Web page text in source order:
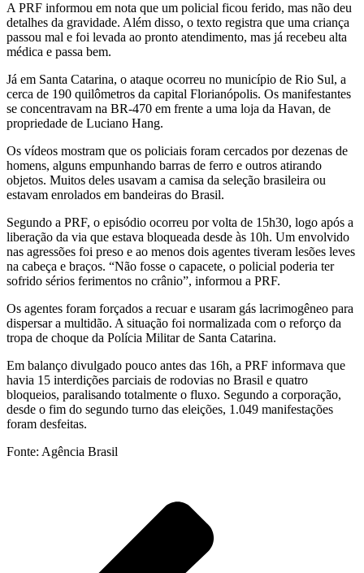
A PRF informou em nota que um policial ficou ferido, mas não deu
detalhes da gravidade. Além disso, o texto registra que uma criança
passou mal e foi levada ao pronto atendimento, mas já recebeu alta
médica e passa bem.
Já em Santa Catarina, o ataque ocorreu no município de Rio Sul, a
cerca de 190 quilômetros da capital Florianópolis. Os manifestantes
se concentravam na BR-470 em frente a uma loja da Havan, de
propriedade de Luciano Hang.
Os vídeos mostram que os policiais foram cercados por dezenas de
homens, alguns empunhando barras de ferro e outros atirando
objetos. Muitos deles usavam a camisa da seleção brasileira ou
estavam enrolados em bandeiras do Brasil.
Segundo a PRF, o episódio ocorreu por volta de 15h30, logo após a
liberação da via que estava bloqueada desde às 10h. Um envolvido
nas agressões foi preso e ao menos dois agentes tiveram lesões leves
na cabeça e braços. “Não fosse o capacete, o policial poderia ter
sofrido sérios ferimentos no crânio”, informou a PRF.
Os agentes foram forçados a recuar e usaram gás lacrimogêneo para
dispersar a multidão. A situação foi normalizada com o reforço da
tropa de choque da Polícia Militar de Santa Catarina.
Em balanço divulgado pouco antes das 16h, a PRF informava que
havia 15 interdições parciais de rodovias no Brasil e quatro
bloqueios, paralisando totalmente o fluxo. Segundo a corporação,
desde o fim do segundo turno das eleições, 1.049 manifestações
foram desfeitas.
Fonte: Agência Brasil